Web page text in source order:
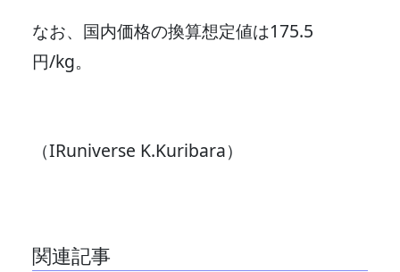
なお、国内価格の換算想定値は175.5
円/kg。
（IRuniverse K.Kuribara）
関連記事